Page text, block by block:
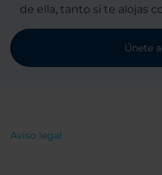
de ella, tanto si te alojas
Únete
Aviso legal